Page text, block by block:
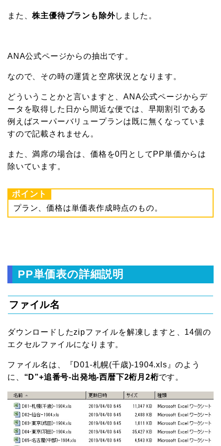
また、株主優待プランも除外しました。
ANA公式ページからの抽出です。
なので、その時の運賃と空席状況となります。
どういうことかと言いますと、ANA公式ページからデ
ータを取得した日から間近な便では、早期割引である
例えばスーパーバリュープランは既に無くなっていま
すので記載されません。
また、満席の場合は、価格を0円としてPP単価からは
除いています。
ポイント
プラン、価格は単価表作成時点のもの。
PP単価表の詳細説明
ファイル名
ダウンロードしたzipファイルを解凍しますと、14個の
エクセルファイルになります。
ファイル名は、『D01-札幌(千歳)-1904.xls』のよう
に、 “D”+追番号-出発地-西暦下2桁月2桁です。